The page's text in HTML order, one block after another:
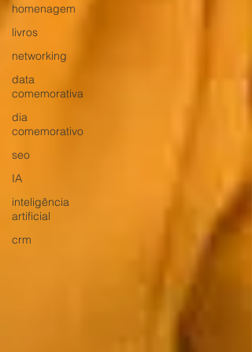
homenagem
livros
networking
data
comemorativa
dia
comemorativo
seo
IA
inteligência
artificial
crm